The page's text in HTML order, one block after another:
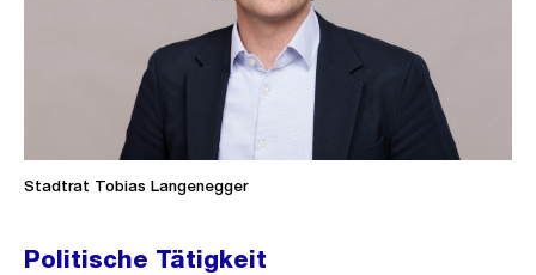
Stadtrat Tobias Langenegger
Politische Tätigkeit